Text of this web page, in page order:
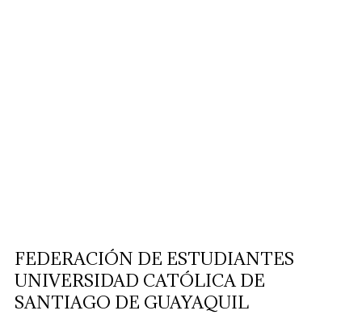
FEDERACIÓN DE ESTUDIANTES
UNIVERSIDAD CATÓLICA DE
SANTIAGO DE GUAYAQUIL